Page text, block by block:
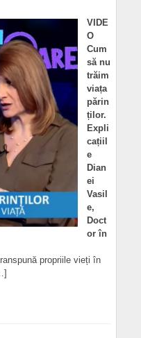
VIDE
O
Cum
să nu
trăim
viața
părin
ților.
Expli
cațiil
e
Dian
ei
Vasil
e,
Doct
or în
propriile vieți în